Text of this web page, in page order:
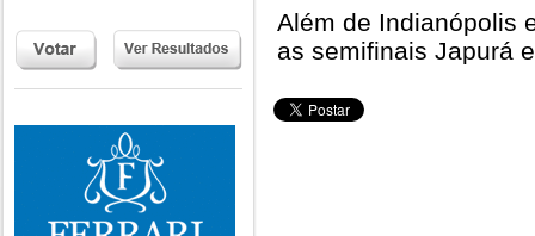
Além de Indianópolis
as semifinais Japurá